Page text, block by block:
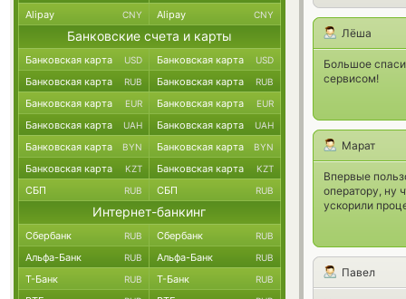
Лёша
Большое
сервисом!
Марат
Впервые
оператору, ну
ускорили
Павел
Alipay CNY Alipay CNY
Банковские счета и карты
Банковская карта USD Банковская карта USD
Банковская карта RUB Банковская карта RUB
Банковская карта EUR Банковская карта EUR
Банковская карта UAH Банковская карта UAH
Банковская карта BYN Банковская карта BYN
Банковская карта KZT Банковская карта KZT
СБП RUB СБП RUB
Интернет-банкинг
Сбербанк RUB Сбербанк RUB
Альфа-Банк RUB Альфа-Банк RUB
Т-Банк RUB Т-Банк RUB